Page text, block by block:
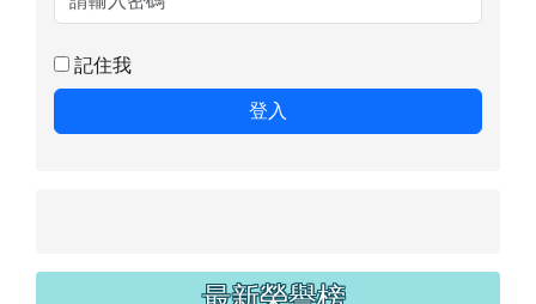
記住我
登入
最新榮譽榜